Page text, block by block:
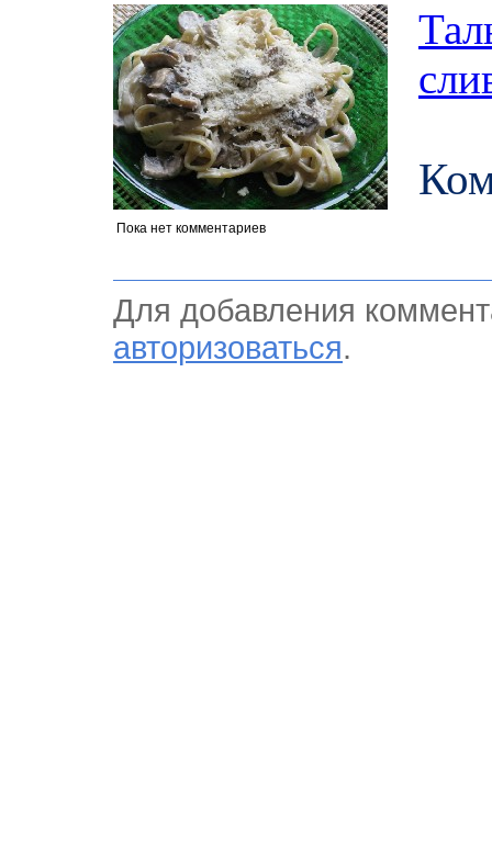
Пока нет комментариев
Для добавления
авторизоваться.